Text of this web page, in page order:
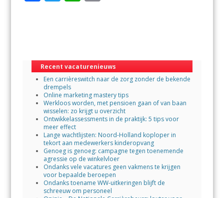
o
o
k
A
p
p
Recent vacaturenieuws
Een carrièreswitch naar de zorg zonder de bekende
drempels
Online marketing mastery tips
Werkloos worden, met pensioen gaan of van baan
wisselen: zo krijgt u overzicht
Ontwikkelassessments in de praktijk: 5 tips voor
meer effect
Lange wachtlijsten: Noord-Holland koploper in
tekort aan medewerkers kinderopvang
Genoeg is genoeg: campagne tegen toenemende
agressie op de winkelvloer
Ondanks vele vacatures geen vakmens te krijgen
voor bepaalde beroepen
Ondanks toename WW-uitkeringen blijft de
schreeuw om personeel